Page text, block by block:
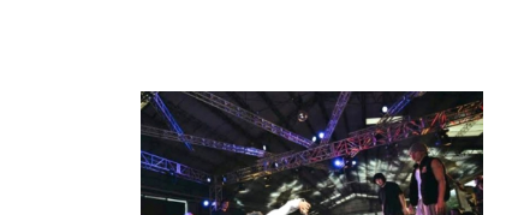
28 +
農業
44+
專欄